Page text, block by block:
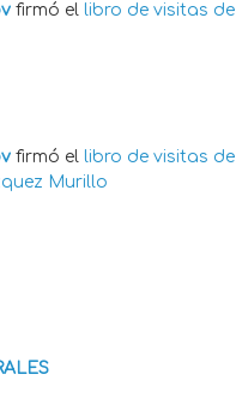
firmó el libro de visitas de
firmó el libro de visitas de
Murillo